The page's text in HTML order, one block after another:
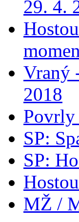
29. 4.
Vraný
2018
Povrly
SP:
SP:
MŽ /